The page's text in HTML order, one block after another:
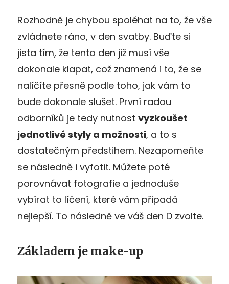
Rozhodně je chybou spoléhat na to, že vše
zvládnete ráno, v den svatby. Buďte si
jista tím, že tento den již musí vše
dokonale klapat, což znamená i to, že se
nalíčíte přesně podle toho, jak vám to
bude dokonale slušet. První radou
odborníků je tedy nutnost vyzkoušet
jednotlivé styly a možnosti, a to s
dostatečným předstihem. Nezapomeňte
se následně i vyfotit. Můžete poté
porovnávat fotografie a jednoduše
vybírat to líčení, které vám připadá
nejlepší. To následně ve váš den D zvolte.
Základem je make-up